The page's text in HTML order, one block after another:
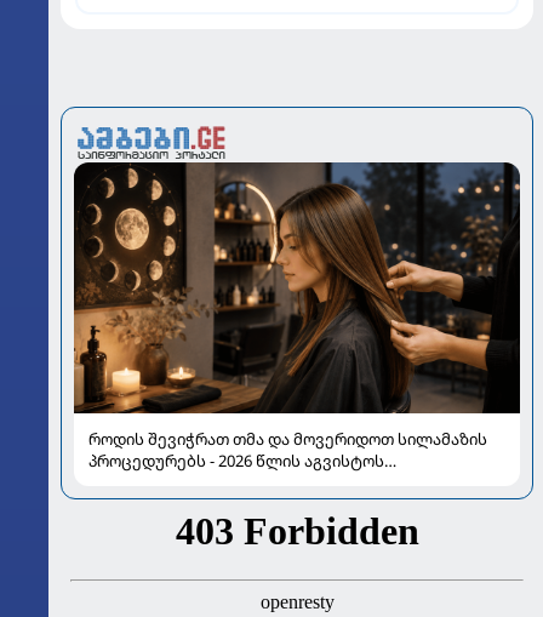
როდის შევიჭრათ თმა და მოვერიდოთ სილამაზის
პროცედურებს - 2026 წლის აგვისტოს